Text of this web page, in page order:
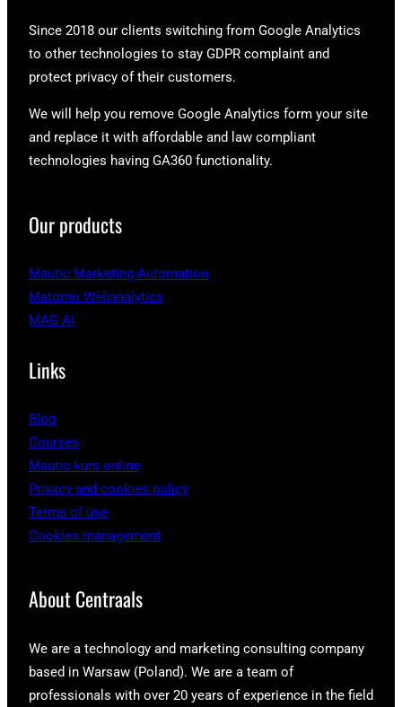
Since 2018 our clients switching from Google Analytics
to other technologies to stay GDPR complaint and
protect privacy of their customers.
We will help you remove Google Analytics form your site
and replace it with affordable and law compliant
technologies having GA360 functionality.
Our products
Mautic Marketing Automation
Matomo Webanalytics
MAG AI
Links
Blog
Courses
Mautic kurs online
Privacy and cookies policy
Terms of use
Cookies management
About Centraals
We are a technology and marketing consulting company
based in Warsaw (Poland). We are a team of
professionals with over 20 years of experience in the field